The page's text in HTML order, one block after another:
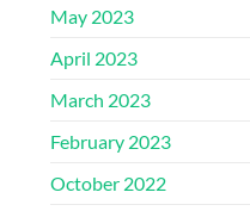
May 2023
April 2023
March 2023
February 2023
October 2022